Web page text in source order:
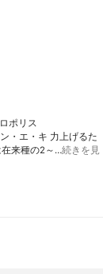
ポリス
・エ・キ 力上げるた
在来種の2～…続きを見